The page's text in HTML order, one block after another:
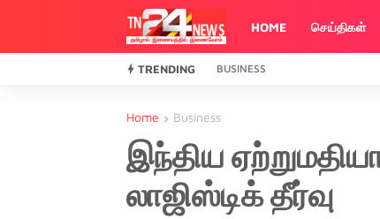
HOME செய்திகள்
TRENDING BUSINESS
Home Business
இந்திய
லாஜிஸ்டிக் தீர்வு